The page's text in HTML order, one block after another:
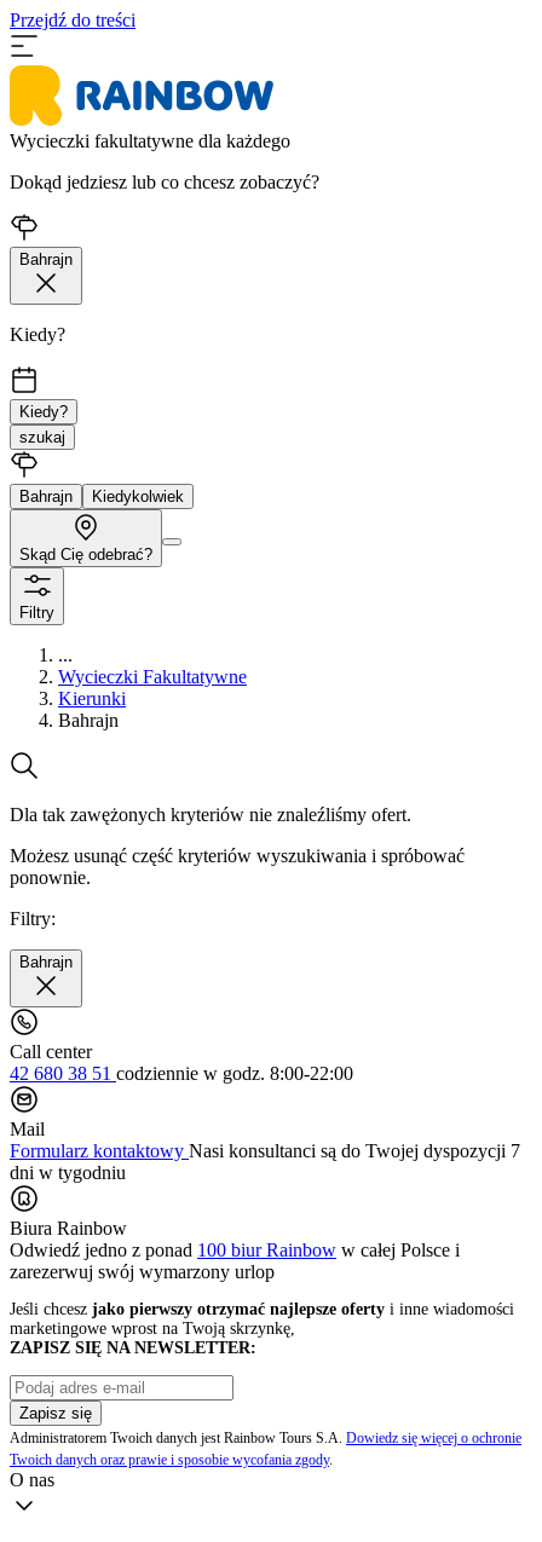
Przejdź do treści
Wycieczki fakultatywne dla każdego
Dokąd jedziesz lub co chcesz zobaczyć?
Bahrajn
Kiedy?
Kiedy?
szukaj
Bahrajn Kiedykolwiek
Skąd Cię odebrać?
Filtry
...
Wycieczki Fakultatywne
Kierunki
Bahrajn
Dla tak zawężonych kryteriów nie znaleźliśmy ofert.
Możesz usunąć część kryteriów wyszukiwania i spróbować
ponownie.
Filtry:
Bahrajn
Call center
42 680 38 51 codziennie w godz. 8:00-22:00
Mail
Formularz kontaktowy Nasi konsultanci są do Twojej dyspozycji 7
dni w tygodniu
Biura Rainbow
Odwiedź jedno z ponad 100 biur Rainbow w całej Polsce i
zarezerwuj swój wymarzony urlop
Jeśli chcesz jako pierwszy otrzymać najlepsze oferty i inne wiadomości
marketingowe wprost na Twoją skrzynkę,
ZAPISZ SIĘ NA NEWSLETTER:
Zapisz się
Administratorem Twoich danych jest Rainbow Tours S.A. Dowiedz się więcej o ochronie
Twoich danych oraz prawie i sposobie wycofania zgody.
O nas